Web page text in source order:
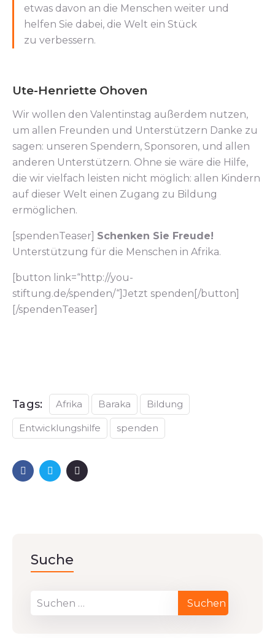
etwas davon an die Menschen weiter und
helfen Sie dabei, die Welt ein Stück
zu verbessern.
Ute-Henriette Ohoven
Wir wollen den Valentinstag außerdem nutzen,
um allen Freunden und Unterstützern Danke zu
sagen: unseren Spendern, Sponsoren, und allen
anderen Unterstützern. Ohne sie wäre die Hilfe,
die wir vielfach leisten nicht möglich: allen Kindern
auf dieser Welt einen Zugang zu Bildung
ermöglichen.
[spendenTeaser] Schenken Sie Freude!
Unterstützung für die Menschen in Afrika.
[button link=“http://you-
stiftung.de/spenden/“]Jetzt spenden[/button]
[/spendenTeaser]
Tags: Afrika Baraka Bildung
Entwicklungshilfe spenden
Suche